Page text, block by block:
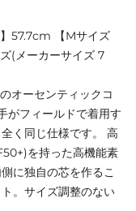
57.7cm 【Mサイズ
(メーカーサイズ 7
オーセンティックコ
がフィールドで着用す
く同じ仕様です。 高
を持った高機能素
に独自の芯を作るこ
。サイズ調整のない